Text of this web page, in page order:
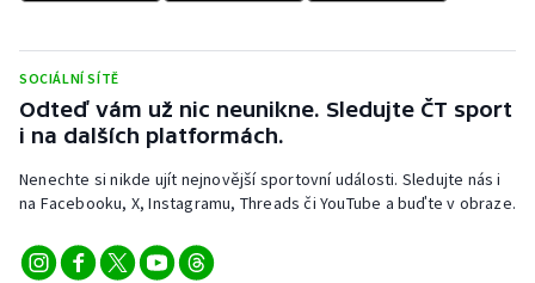
SOCIÁLNÍ SÍTĚ
Odteď vám už nic neunikne. Sledujte ČT sport
i na dalších platformách.
Nenechte si nikde ujít nejnovější sportovní události. Sledujte nás i
na Facebooku, X, Instagramu, Threads či YouTube a buďte v obraze.